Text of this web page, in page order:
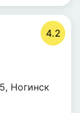
4.2
, Ногинск